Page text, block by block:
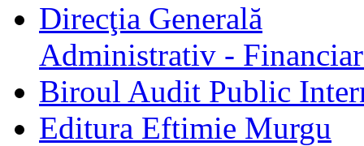
Direcţia Generală
Administrativ -
Biroul Audit Public
Editura Eftimie Murgu